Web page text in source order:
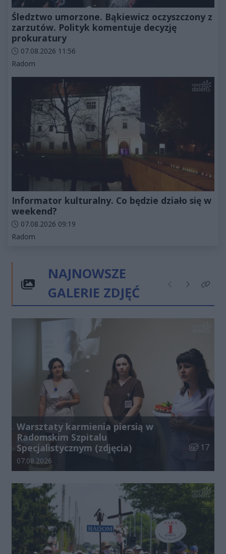
Śledztwo umorzone. Bąkiewicz oczyszczony z
zarzutów. Polityk komentuje decyzję
prokuratury
Data dodania artykułu:
07.08.2026 11:56
Kategorie artykułu:
Radom
Informator kulturalny. Co będzie działo się w
weekend?
Data dodania artykułu:
07.08.2026 09:19
Kategorie artykułu:
Radom
NAJNOWSZE
GALERIE ZDJĘĆ
Poprzednie
NastępneKliknij
Warsztaty karmienia piersią w
Radomskim Szpitalu
Specjalistycznym (zdjęcia)
Liczba
17
Data dodania galerii:
07.08.2026